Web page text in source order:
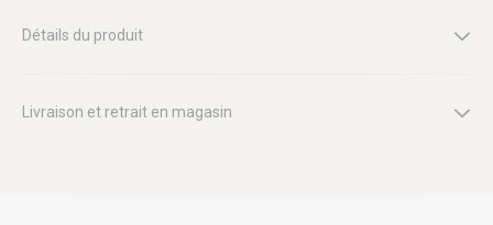
Détails du produit
Livraison et retrait en magasin